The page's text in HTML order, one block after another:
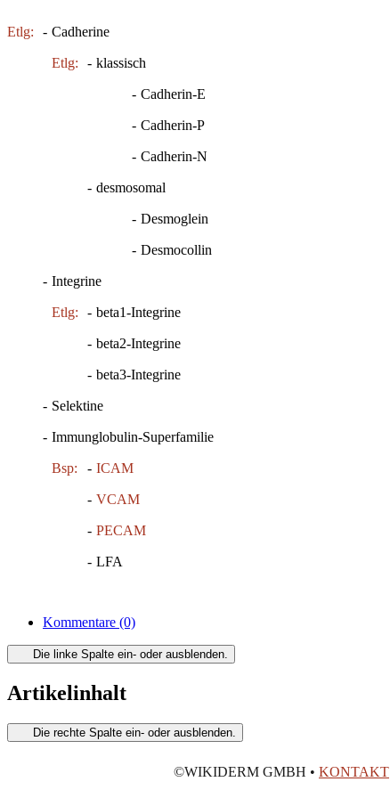
Etlg: - Cadherine
Etlg: - klassisch
- Cadherin-E
- Cadherin-P
- Cadherin-N
- desmosomal
- Desmoglein
- Desmocollin
- Integrine
Etlg: - beta1-Integrine
- beta2-Integrine
- beta3-Integrine
- Selektine
- Immunglobulin-Superfamilie
Bsp: - ICAM
- VCAM
- PECAM
- LFA
Kommentare (0)
Die linke Spalte ein- oder ausblenden.
Artikelinhalt
Die rechte Spalte ein- oder ausblenden.
©WIKIDERM GMBH • KONTAKT